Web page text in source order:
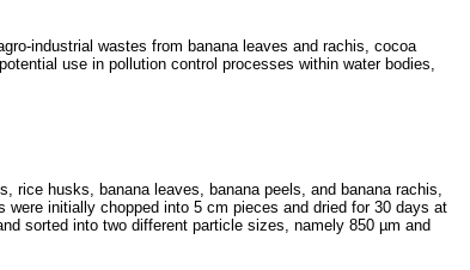
industrial wastes from banana leaves and rachis, cocoa
use in pollution control processes within water bodies,
husks, banana leaves, banana peels, and banana rachis,
initially chopped into 5 cm pieces and dried for 30 days at
sorted into two different particle sizes, namely 850 µm and